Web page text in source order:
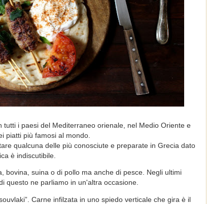
tutti i paesi del Mediterraneo orienale, nel Medio Oriente e
piatti più famosi al mondo.
qualcuna delle più conosciute e preparate in Grecia dato
è indiscutibile.
bovina, suina o di pollo ma anche di pesce. Negli ultimi
questo ne parliamo in un'altra occasione.
Carne infilzata in uno spiedo verticale che gira è il